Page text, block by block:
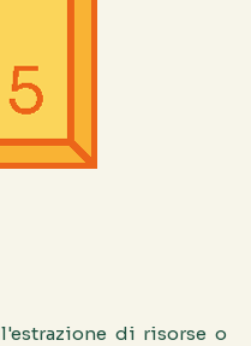
di risorse o